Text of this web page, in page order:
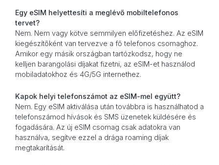
Egy eSIM helyettesíti a meglévő mobiltelefonos
tervet?
Nem. Nem vagy kötve semmilyen előfizetéshez. Az eSIM
kiegészítőként van tervezve a fő telefonos csomaghoz.
Amikor egy másik országban tartózkodsz, hogy ne
kelljen barangolási díjakat fizetni, az eSIM-et használod
mobiladatokhoz és 4G/5G internethez.
Kapok helyi telefonszámot az eSIM-mel együtt?
Nem. Egy eSIM aktiválása után továbbra is használhatod a
telefonszámod hívások és SMS üzenetek küldésére és
fogadására. Az új eSIM csomag csak adatokra van
használva, segítve ezzel a drága roaming díjak
megtakarítását.